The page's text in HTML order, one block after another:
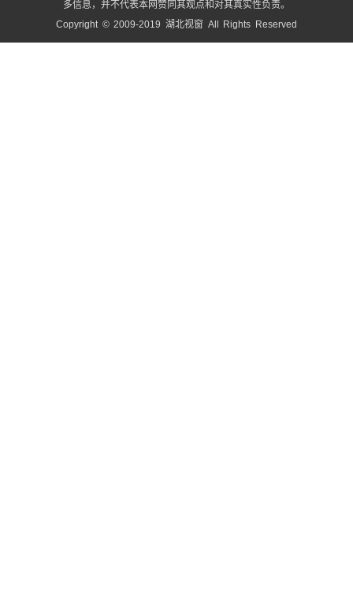
多信息，并不代表本网赞同其观点和对其真实性负责。
Copyright © 2009-2019 湖北视窗 All Rights Reserved